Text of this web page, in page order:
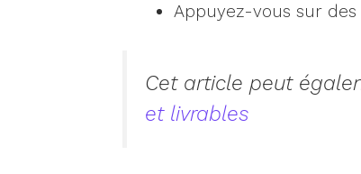
Appuyez-vous sur
Cet article peut
et livrables